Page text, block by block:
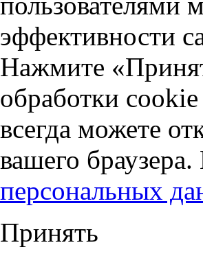
эффективности
Нажмите
обработки
всегда можете
вашего
персональных
Принять